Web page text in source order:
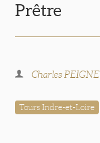
Prêtre
Charles PEIGNE
Tours Indre-et-Loire